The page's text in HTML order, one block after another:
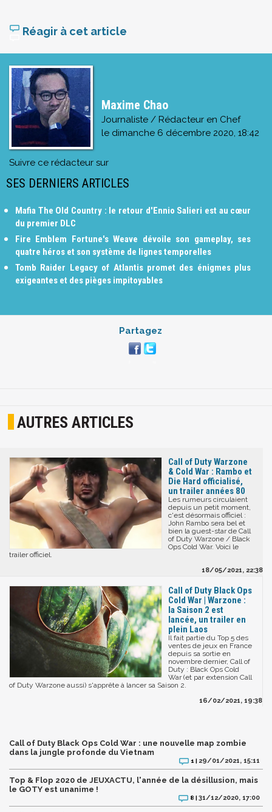
Réagir à cet article
Maxime Chao
Journaliste / Rédacteur en Chef
le dimanche 6 décembre 2020, 18:42
Suivre ce rédacteur sur
SES DERNIERS ARTICLES
Mafia The Old Country : le retour d'Ennio Salieri est au cœur
du premier DLC
Fire Emblem Fortune's Weave dévoile son gameplay, ses
quatre héros et son système de lignes temporelles
Tomb Raider Legacy of Atlantis promet des énigmes plus
exigeantes et des pièges impitoyables
Partagez
AUTRES ARTICLES
Call of Duty Warzone
& Cold War : Rambo et
Die Hard officialisé,
un trailer années 80
Les rumeurs circulaient
depuis un petit moment,
c'est désormais officiel :
John Rambo sera bel et
bien la guest-star de Call
of Duty Warzone / Black
Ops Cold War. Voici le
trailer officiel.
18/05/2021, 22:38
Call of Duty Black Ops
Cold War | Warzone :
la Saison 2 est
lancée, un trailer en
plein Laos
Il fait partie du Top 5 des
ventes de jeux en France
depuis sa sortie en
novembre dernier, Call of
Duty : Black Ops Cold
War (et par extension Call
of Duty Warzone aussi) s'apprête à lancer sa Saison 2.
16/02/2021, 19:38
Call of Duty Black Ops Cold War : une nouvelle map zombie
dans la jungle profonde du Vietnam
1 | 29/01/2021, 15:11
Top & Flop 2020 de JEUXACTU, l'année de la désillusion, mais
le GOTY est unanime !
8 | 31/12/2020, 17:00